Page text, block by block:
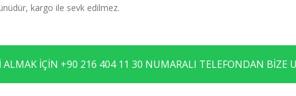
kargo ile sevk edilmez.
ALMAK İÇİN +90 216 404 11 30 NUMARALI TELEFONDAN BİZE